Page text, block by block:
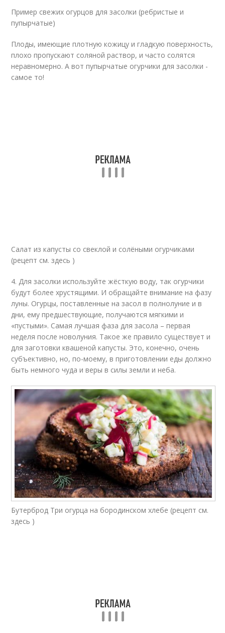
Пример свежих огурцов для засолки (ребристые и
пупырчатые)
Плоды, имеющие плотную кожицу и гладкую поверхность,
плохо пропускают соляной раствор, и часто солятся
неравномерно. А вот пупырчатые огурчики для засолки -
самое то!
Салат из капусты со свеклой и солёными огурчиками
(рецепт см. здесь )
4. Для засолки используйте жёсткую воду, так огурчики
будут более хрустящими. И обращайте внимание на фазу
луны. Огурцы, поставленные на засол в полнолуние и в
дни, ему предшествующие, получаются мягкими и
«пустыми». Самая лучшая фаза для засола – первая
неделя после новолуния. Такое же правило существует и
для заготовки квашеной капусты. Это, конечно, очень
субъективно, но, по-моему, в приготовлении еды должно
быть немного чуда и веры в силы земли и неба.
Бутерброд Три огурца на бородинском хлебе (рецепт см.
здесь )